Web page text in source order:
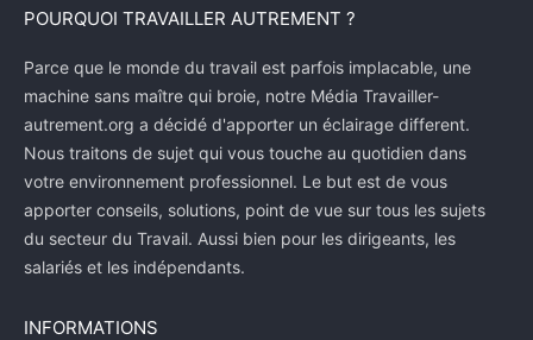
POURQUOI TRAVAILLER AUTREMENT ?
Parce que le monde du travail est parfois implacable, une
machine sans maître qui broie, notre Média Travailler-
autrement.org a décidé d'apporter un éclairage different.
Nous traitons de sujet qui vous touche au quotidien dans
votre environnement professionnel. Le but est de vous
apporter conseils, solutions, point de vue sur tous les sujets
du secteur du Travail. Aussi bien pour les dirigeants, les
salariés et les indépendants.
INFORMATIONS